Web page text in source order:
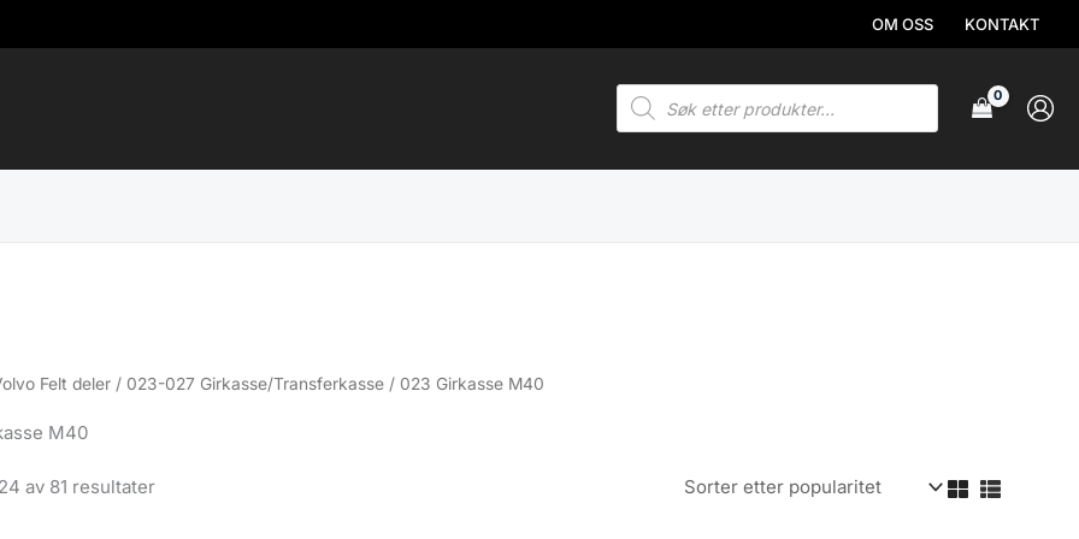
OM OSS KONTAKT
Products
search
Felt deler / 023-027 Girkasse/Transferkasse / 023 Girkasse M40
M40
av 81 resultaterSortert